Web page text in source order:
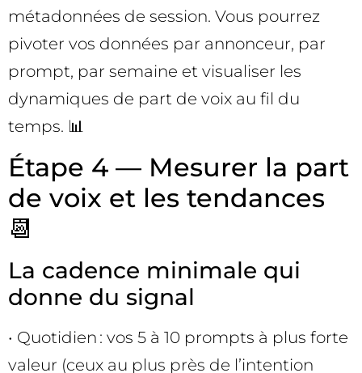
métadonnées de session. Vous pourrez
pivoter vos données par annonceur, par
prompt, par semaine et visualiser les
dynamiques de part de voix au fil du
temps. 📊
Étape 4 — Mesurer la part
de voix et les tendances
📆
La cadence minimale qui
donne du signal
• Quotidien : vos 5 à 10 prompts à plus forte
valeur (ceux au plus près de l’intention